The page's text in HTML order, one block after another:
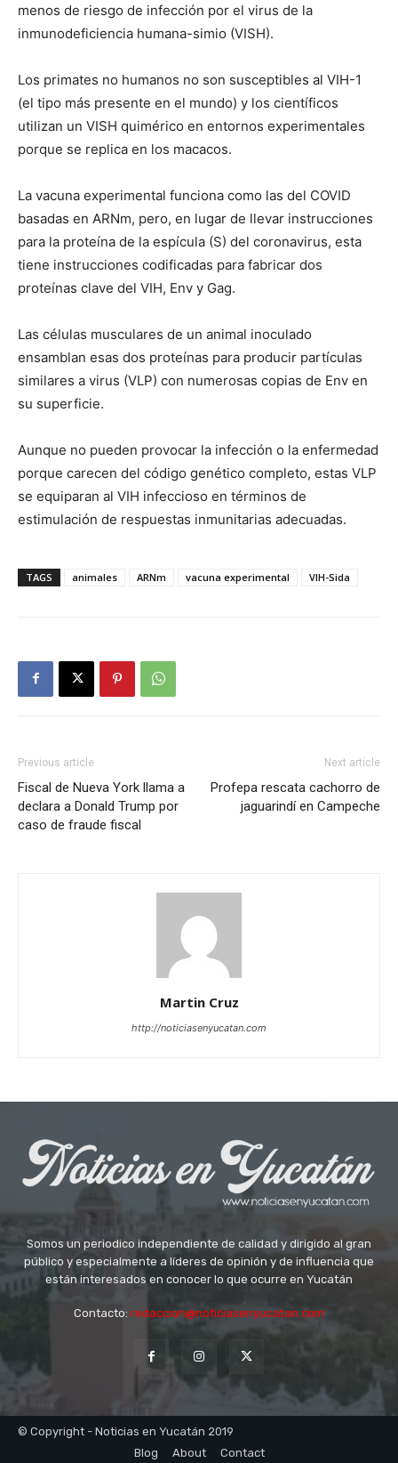
menos de riesgo de infección por el virus de la
inmunodeficiencia humana-simio (VISH).
Los primates no humanos no son susceptibles al VIH-1
(el tipo más presente en el mundo) y los científicos
utilizan un VISH quimérico en entornos experimentales
porque se replica en los macacos.
La vacuna experimental funciona como las del COVID
basadas en ARNm, pero, en lugar de llevar instrucciones
para la proteína de la espícula (S) del coronavirus, esta
tiene instrucciones codificadas para fabricar dos
proteínas clave del VIH, Env y Gag.
Las células musculares de un animal inoculado
ensamblan esas dos proteínas para producir partículas
similares a virus (VLP) con numerosas copias de Env en
su superficie.
Aunque no pueden provocar la infección o la enfermedad
porque carecen del código genético completo, estas VLP
se equiparan al VIH infeccioso en términos de
estimulación de respuestas inmunitarias adecuadas.
TAGS animales ARNm vacuna experimental VIH-Sida
Previous article
Fiscal de Nueva York llama a
declara a Donald Trump por
caso de fraude fiscal
Next article
Profepa rescata cachorro de
jaguarindí en Campeche
Martin Cruz
http://noticiasenyucatan.com
Somos un periodico independiente de calidad y dirigido al gran
público y especialmente a líderes de opinión y de influencia que
están interesados en conocer lo que ocurre en Yucatán
Contacto: redaccion@noticiasenyucatan.com
© Copyright - Noticias en Yucatán 2019
Blog
About Contact